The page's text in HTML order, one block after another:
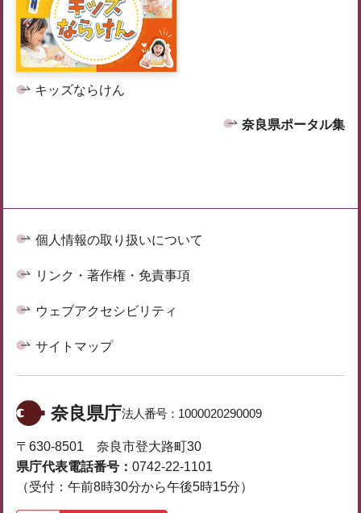
キッズならけん
奈良県ポータル集
個人情報の取り扱いについて
リンク・著作権・免責事項
ウェブアクセシビリティ
サイトマップ
奈良県庁法人番号： 1000020290009
〒630-8501 奈良市登大路町30
県庁代表電話番号： 0742-22-1101
（受付：午前8時30分から午後5時15分）